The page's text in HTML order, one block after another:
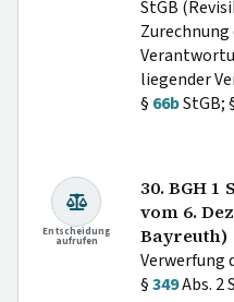
StGB
liegender
§ 66bStGB;
Entscheidung
aufrufen
30. BGH 1
vom 6.
Bayreuth)
Verwerfung
§349Abs. 2